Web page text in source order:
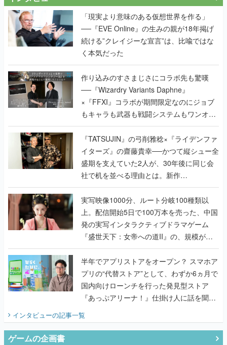
「現実より意味のある仮想世界を作る」
──『EVE Online』の生みの親が18年掲げ
続ける”クレイジーな宣言”は、比喩ではな
く本気だった
作り込みのすさまじさにコラボ先も驚嘆
──『Wizardry Variants Daphne』
×『FFXI』コラボが期間限定なのにジョブ
もキャラも武器も戦闘システムもワンオフ
で作り込まれた理由を両ディレクターに聞
く
『TATSUJIN』の弓削雅稔×『ライデンファ
イターズ』の齋藤貴幸──かつて縦シュー全
盛期を支えていた2人が、30年後に同じ会
社で机を並べる理由とは。新作
『TATSUJIN EXTREME』で初タッグを組
んだレジェンド2人に訊く開発秘話
実写映像1000分、ルート分岐100種類以
上。配信開始5日で100万本を売った、中国
発の実写インタラクティブドラマゲーム
『盛世天下：女帝への道II』の、規模が違
うこだわりをプロデューサーに聞いた
半年でアプリストアをオープン？ スマホア
プリの“代替ストア”として、わずか6ヵ月で
国内向けローンチを行った発見型ストア
『あっぷアリーナ！』仕掛け人に話を聞い
てみた
インタビューの記事一覧
ゲームの企画書